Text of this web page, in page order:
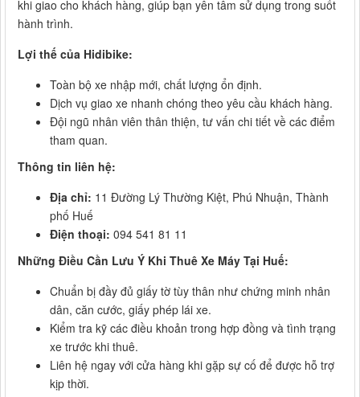
khi giao cho khách hàng, giúp bạn yên tâm sử dụng trong suốt
hành trình.
Lợi thế của Hidibike:
Toàn bộ xe nhập mới, chất lượng ổn định.
Dịch vụ giao xe nhanh chóng theo yêu cầu khách hàng.
Đội ngũ nhân viên thân thiện, tư vấn chi tiết về các điểm
tham quan.
Thông tin liên hệ:
Địa chỉ: 11 Đường Lý Thường Kiệt, Phú Nhuận, Thành
phố Huế
Điện thoại: 094 541 81 11
Những Điều Cần Lưu Ý Khi Thuê Xe Máy Tại Huế:
Chuẩn bị đầy đủ giấy tờ tùy thân như chứng minh nhân
dân, căn cước, giấy phép lái xe.
Kiểm tra kỹ các điều khoản trong hợp đồng và tình trạng
xe trước khi thuê.
Liên hệ ngay với cửa hàng khi gặp sự cố để được hỗ trợ
kịp thời.